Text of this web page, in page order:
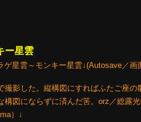
ー星雲
ゲ星雲～モンキー星雲↓(Autosave／画
撮影した。縦構図にすればふたご座
構図にならずに済んだ筈。orz／総露光
）↓